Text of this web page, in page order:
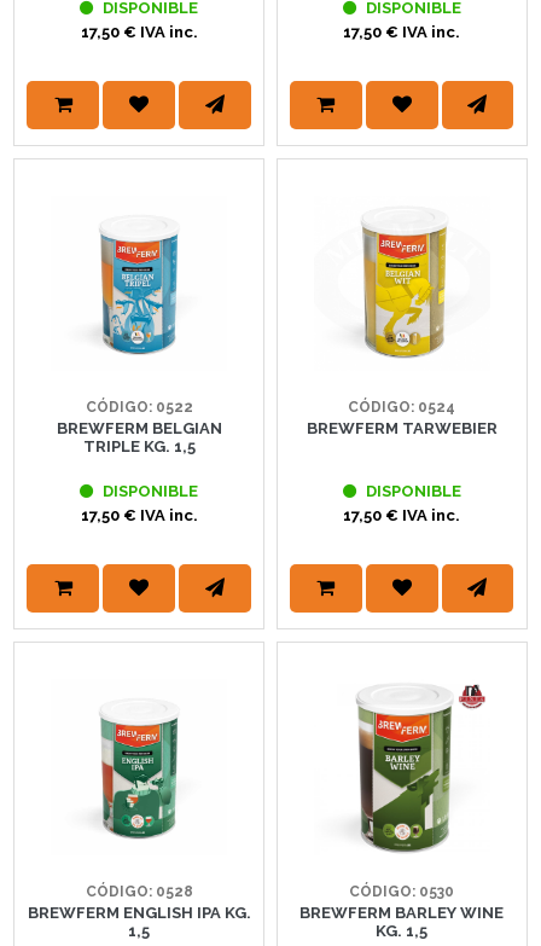
DISPONIBLE
17,50 € IVA inc.
DISPONIBLE
17,50 € IVA inc.
CÓDIGO: 0522
BREWFERM BELGIAN
TRIPLE KG. 1,5
DISPONIBLE
17,50 € IVA inc.
CÓDIGO: 0524
BREWFERM TARWEBIER
DISPONIBLE
17,50 € IVA inc.
CÓDIGO: 0528
BREWFERM ENGLISH IPA KG.
1,5
CÓDIGO: 0530
BREWFERM BARLEY WINE
KG. 1,5